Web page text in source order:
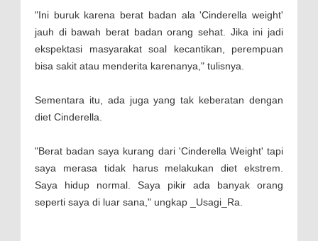
"Ini buruk karena berat badan ala 'Cinderella weight'
jauh di bawah berat badan orang sehat. Jika ini jadi
ekspektasi masyarakat soal kecantikan, perempuan
bisa sakit atau menderita karenanya," tulisnya.
Sementara itu, ada juga yang tak keberatan dengan
diet Cinderella.
"Berat badan saya kurang dari 'Cinderella Weight' tapi
saya merasa tidak harus melakukan diet ekstrem.
Saya hidup normal. Saya pikir ada banyak orang
seperti saya di luar sana," ungkap _Usagi_Ra.